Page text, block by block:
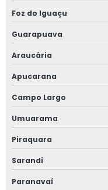
Projeto de subestação
Projeto de subestação
Projeto de subestação
Projeto de
Projetos de
Foz do Iguaçu
Guarapuava
Araucária
Apucarana
Campo Largo
Umuarama
Piraquara
Sarandi
Paranavaí